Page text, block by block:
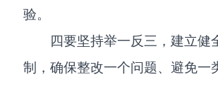
验。
四要坚持举一反三，建立健
制，确保整改一个问题、避免一